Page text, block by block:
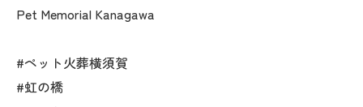
Pet Memorial Kanagawa
#ペット火葬横須賀
#虹の橋